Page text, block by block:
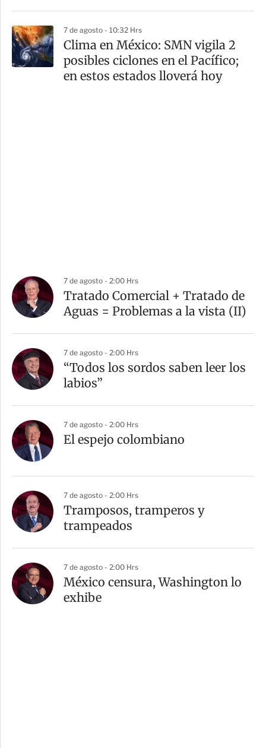
7 de agosto - 10:32 Hrs
Clima en México: SMN vigila 2
posibles ciclones en el Pacífico;
en estos estados lloverá hoy
7 de agosto - 2:00 Hrs
Tratado Comercial + Tratado de
Aguas = Problemas a la vista (II)
7 de agosto - 2:00 Hrs
“Todos los sordos saben leer los
labios”
7 de agosto - 2:00 Hrs
El espejo colombiano
7 de agosto - 2:00 Hrs
Tramposos, tramperos y
trampeados
7 de agosto - 2:00 Hrs
México censura, Washington lo
exhibe